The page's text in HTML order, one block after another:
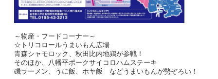
～物産・フードコーナー～
☆トリコロールうまいもん広場
青森シャモロック、秋田比内地鶏が参戦！
そのほか、八幡平ポークサイコロハムステーキ
磯ラーメン、うに飯、ホヤ飯 などうまいもんが勢ぞろい！